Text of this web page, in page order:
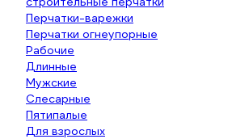
Перчатки-варежки
Перчатки огнеупорные
Рабочие
Длинные
Мужские
Слесарные
Пятипалые
Для взрослых